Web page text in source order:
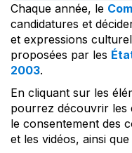
Chaque année, le
candidatures et
et expressions
proposées par les
2003.
En cliquant sur les
pourrez découvrir les
le consentement des
et les vidéos, ainsi